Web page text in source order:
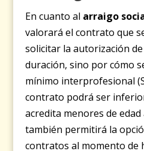
En cuanto al arraigo
valorará el contrato que
solicitar la autorización
duración, sino por cómo
mínimo interprofesional
contrato podrá ser
acredita menores de
también permitirá la
contratos al momento de